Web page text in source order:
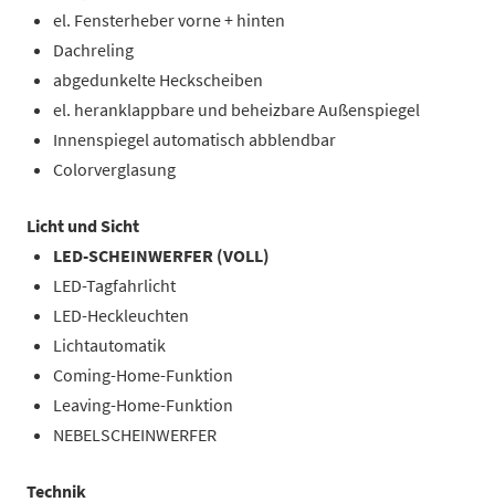
el. Fensterheber vorne + hinten
Dachreling
abgedunkelte Heckscheiben
el. heranklappbare und beheizbare Außenspiegel
Innenspiegel automatisch abblendbar
Colorverglasung
Licht und Sicht
LED-SCHEINWERFER (VOLL)
LED-Tagfahrlicht
LED-Heckleuchten
Lichtautomatik
Coming-Home-Funktion
Leaving-Home-Funktion
NEBELSCHEINWERFER
Technik